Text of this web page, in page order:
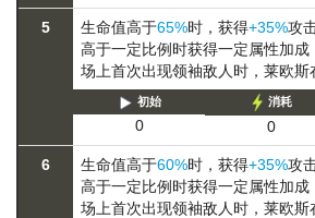
5 生命值高于65%时，获得+35%攻
高于一定比例时获得一定属性加成
场上首次出现领袖敌人时，莱欧斯
初始
0
消耗
0
6 生命值高于60%时，获得+35%攻
高于一定比例时获得一定属性加成
场上首次出现领袖敌人时，莱欧斯